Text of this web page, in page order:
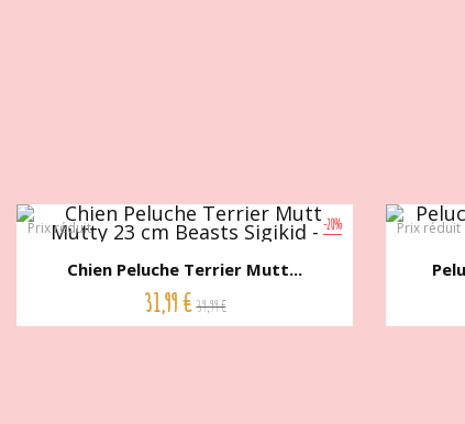
-20%
Prix réduit
Chien Peluche Terrier Mutt...
31,99 € 39,99 €
Prix réduit